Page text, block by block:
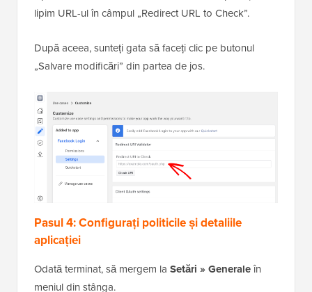
lipim URL-ul în câmpul „Redirect URL to Check”.
După aceea, sunteți gata să faceți clic pe butonul
„Salvare modificări” din partea de jos.
Pasul 4: Configurați politicile și detaliile
aplicației
Odată terminat, să mergem la Setări » Generaleîn
meniul din stânga.